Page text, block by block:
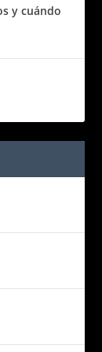
y cuándo